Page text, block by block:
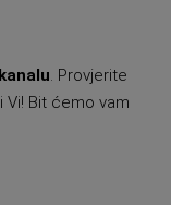
. Provjerite
Vi! Bit ćemo vam